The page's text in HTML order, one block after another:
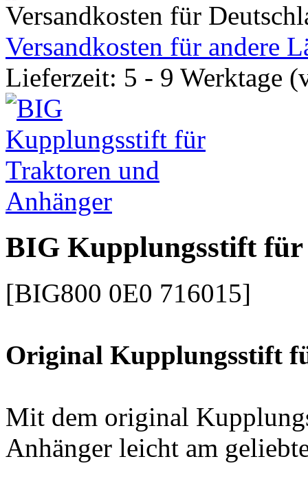
Versandkosten für
Versandkosten für andere
Lieferzeit: 5 - 9 Werktage
BIG Kupplungsstift
[BIG800 0E0 716015]
Original Kupplungsstift
Mit dem original
Anhänger leicht am